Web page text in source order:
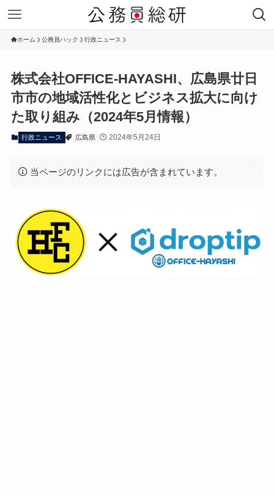
ホーム 公務員ハック 行政ニュース
株式会社OFFICE-HAYASHI、広島県廿日
市市の地域活性化とビジネス拡大に向け
た取り組み（2024年5月情報）
行政ニュース 広島県 2024年5月24日
当ページのリンクには広告が含まれています。